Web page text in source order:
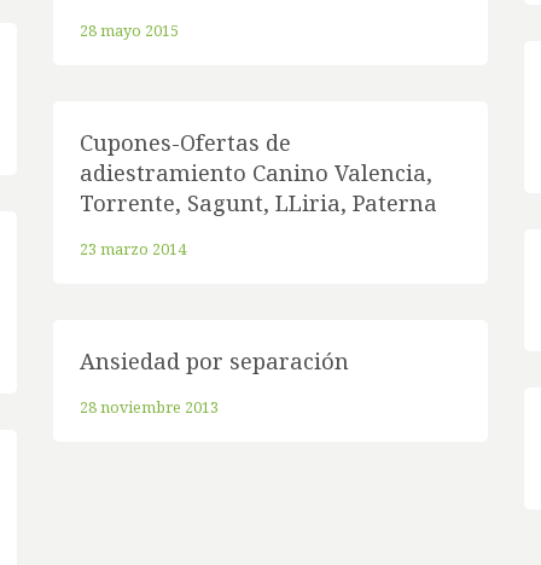
28 mayo 2015
Cupones-Ofertas de
adiestramiento Canino Valencia,
Torrente, Sagunt, LLiria, Paterna
23 marzo 2014
Ansiedad por separación
28 noviembre 2013